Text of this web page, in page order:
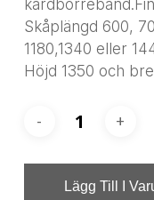
Skåplängd 600,
1180,1340 eller
Höjd 1350 och
Lägg Till I